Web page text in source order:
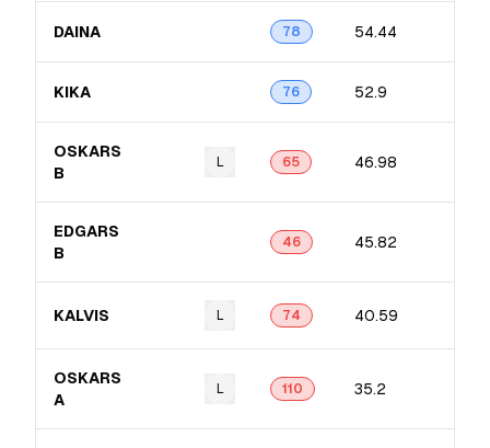
DAINA 78 54.44
KIKA 76 52.9
OSKARS
B
L 65 46.98
EDGARS
B
46 45.82
KALVIS L 74 40.59
OSKARS
A
L 110 35.2